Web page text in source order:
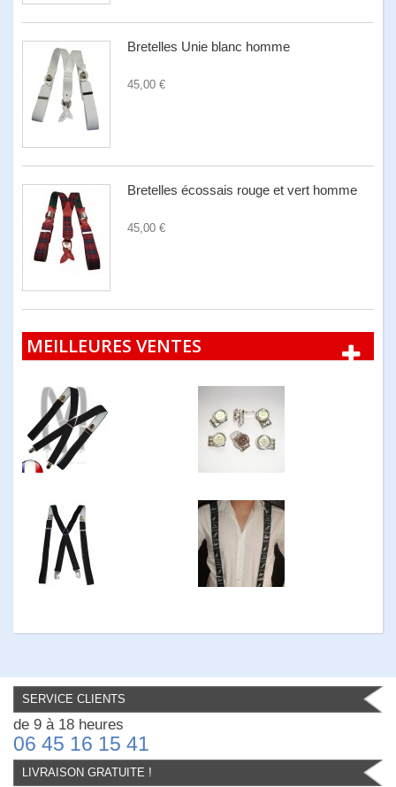
Bretelles Unie blanc homme
45,00 €
Bretelles écossais rouge et vert homme
45,00 €
MEILLEURES VENTES
SERVICE CLIENTS
de 9 à 18 heures
06 45 16 15 41
LIVRAISON GRATUITE !